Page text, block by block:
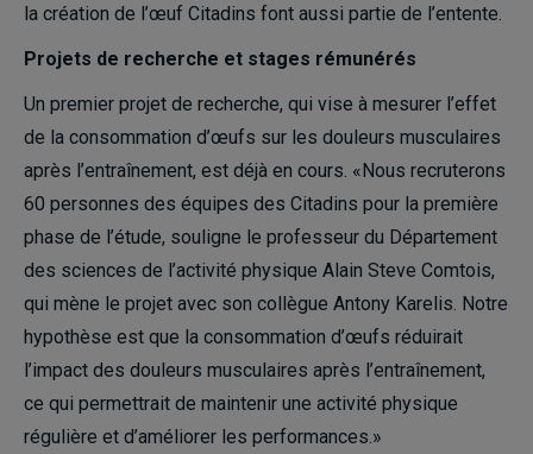
la création de l’œuf Citadins font aussi partie de l’entente.
Projets de recherche et stages rémunérés
Un premier projet de recherche, qui vise à mesurer l’effet
de la consommation d’œufs sur les douleurs musculaires
après l’entraînement, est déjà en cours. «Nous recruterons
60 personnes des équipes des Citadins pour la première
phase de l’étude, souligne le professeur du Département
des sciences de l’activité physique Alain Steve Comtois,
qui mène le projet avec son collègue Antony Karelis. Notre
hypothèse est que la consommation d’œufs réduirait
l’impact des douleurs musculaires après l’entraînement,
ce qui permettrait de maintenir une activité physique
régulière et d’améliorer les performances.»